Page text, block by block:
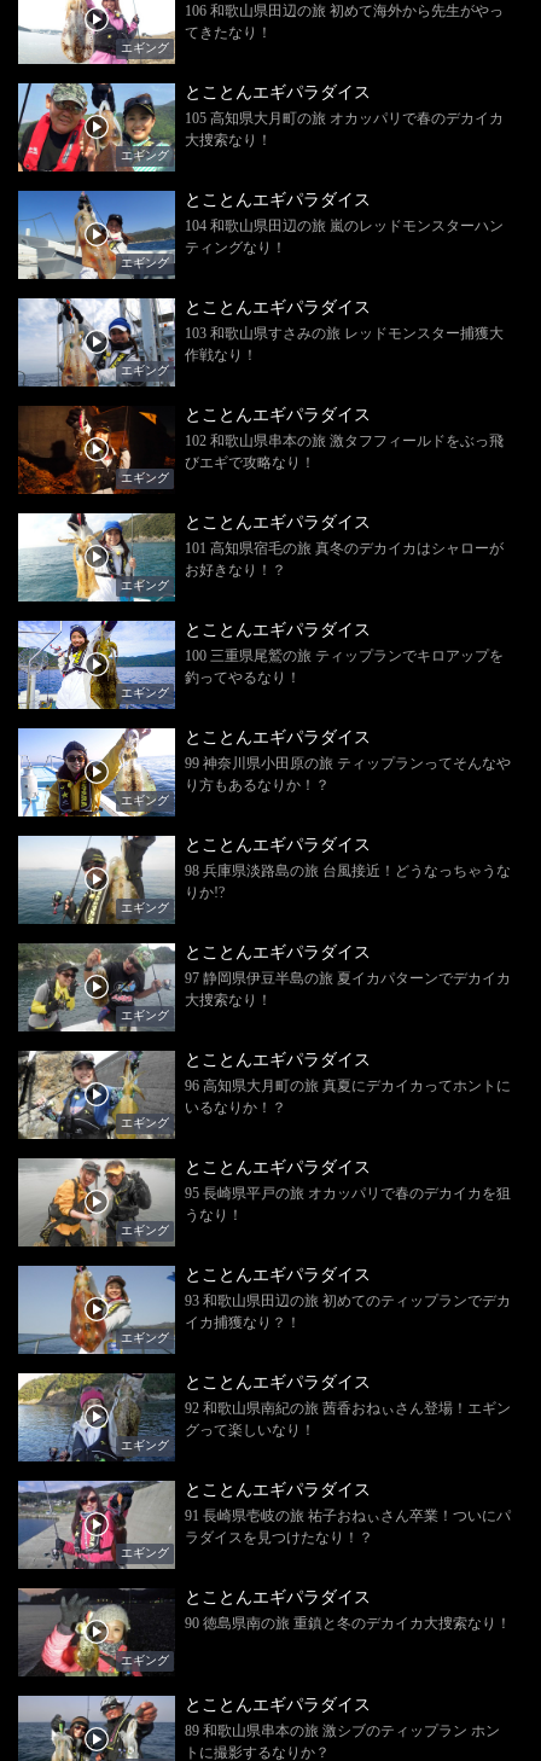
エギング
106 和歌山県田辺の旅 初めて海外から先生がやっ
てきたなり！
エギング
とことんエギパラダイス
105 高知県大月町の旅 オカッパリで春のデカイカ
大捜索なり！
エギング
とことんエギパラダイス
104 和歌山県田辺の旅 嵐のレッドモンスターハン
ティングなり！
エギング
とことんエギパラダイス
103 和歌山県すさみの旅 レッドモンスター捕獲大
作戦なり！
エギング
とことんエギパラダイス
102 和歌山県串本の旅 激タフフィールドをぶっ飛
びエギで攻略なり！
エギング
とことんエギパラダイス
101 高知県宿毛の旅 真冬のデカイカはシャローが
お好きなり！？
エギング
とことんエギパラダイス
100 三重県尾鷲の旅 ティップランでキロアップを
釣ってやるなり！
エギング
とことんエギパラダイス
99 神奈川県小田原の旅 ティップランってそんなや
り方もあるなりか！？
エギング
とことんエギパラダイス
98 兵庫県淡路島の旅 台風接近！どうなっちゃうな
りか!?
エギング
とことんエギパラダイス
97 静岡県伊豆半島の旅 夏イカパターンでデカイカ
大捜索なり！
エギング
とことんエギパラダイス
96 高知県大月町の旅 真夏にデカイカってホントに
いるなりか！？
エギング
とことんエギパラダイス
95 長崎県平戸の旅 オカッパリで春のデカイカを狙
うなり！
エギング
とことんエギパラダイス
93 和歌山県田辺の旅 初めてのティップランでデカ
イカ捕獲なり？！
エギング
とことんエギパラダイス
92 和歌山県南紀の旅 茜香おねぃさん登場！エギン
グって楽しいなり！
エギング
とことんエギパラダイス
91 長崎県壱岐の旅 祐子おねぃさん卒業！ついにパ
ラダイスを見つけたなり！？
エギング
とことんエギパラダイス
90 徳島県南の旅 重鎮と冬のデカイカ大捜索なり！
とことんエギパラダイス
89 和歌山県串本の旅 激シブのティップラン ホン
トに撮影するなりか？